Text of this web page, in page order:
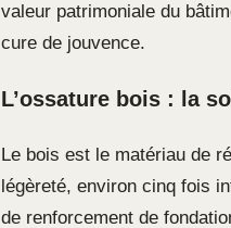
valeur patrimoniale du
cure de jouvence.
L’ossature bois : la
Le bois est le matériau de
légèreté, environ cinq fois
de renforcement de